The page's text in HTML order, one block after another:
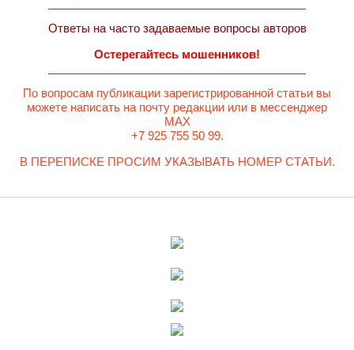
Ответы на часто задаваемые вопросы авторов
Остерегайтесь мошенников!
По вопросам публикации зарегистрированной статьи вы
можете написать на почту редакции или в мессенджер
MAX
+7 925 755 50 99.
В ПЕРЕПИСКЕ ПРОСИМ УКАЗЫВАТЬ НОМЕР СТАТЬИ.